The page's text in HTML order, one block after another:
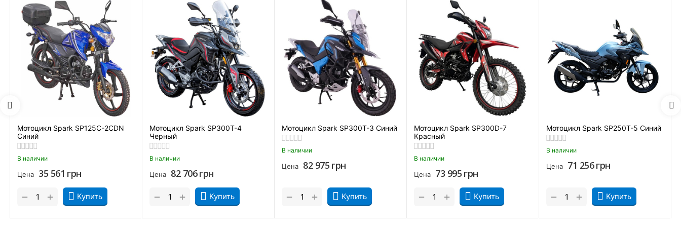
Мотоцикл Spark SP125C-2CDN
Синий
В наличии
Цена 35 561 грн
Купить
+
−
Мотоцикл Spark SP300T-4
Черный
В наличии
Цена 82 706грн
Купить
+
−
Мотоцикл Spark SP300T-3 Синий
В наличии
Цена 82 975 грн
Купить
+
−
Мотоцикл Spark SP300D-7
Красный
В наличии
Цена 73 995 грн
Купить
+
−
Мотоцикл Spark SP250T-5 Синий
В наличии
Цена 71 256грн
Купить
+
−